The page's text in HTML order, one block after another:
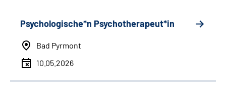
Psychologische*n Psychotherapeut*in
Bad Pyrmont
10.05.2026